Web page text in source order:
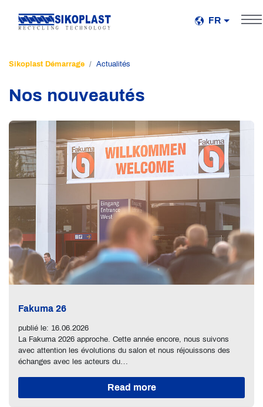
FR
Sikoplast Démarrage Actualités
Nos nouveautés
Fakuma 26
publié le: 16.06.2026
La Fakuma 2026 approche. Cette année encore, nous suivons
avec attention les évolutions du salon et nous réjouissons des
échanges avec les acteurs du…
Read more